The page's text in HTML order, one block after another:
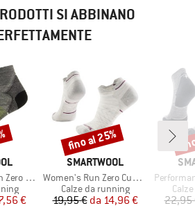
SI ABBINANO
Ankle
ridotto
€
MARCHIO
SMARTWOOL
Articolo
Women's Run Zero Cushion Low Ankle
Gruppo di prodotti
Calze da running
Prezzo
19,95 € Prezzo ridotto
da 14,96 €
Sconto
fino al 25%
Articolo
Performance Run
22,95